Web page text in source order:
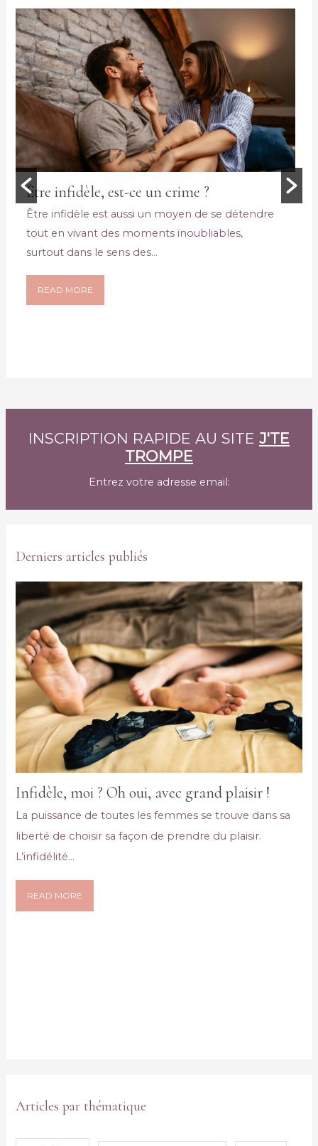
Être infidèle, est-ce un crime ?
Être infidèle est aussi un moyen de se détendre
tout en vivant des moments inoubliables,
surtout dans le sens des...
READ MORE
INSCRIPTION RAPIDE AU SITE J'TE
TROMPE
Entrez votre adresse email:
Derniers articles publiés
Infidèle, moi ? Oh oui, avec grand plaisir !
La puissance de toutes les femmes se trouve dans sa
liberté de choisir sa façon de prendre du plaisir.
L’infidélité...
READ MORE
Articles par thématique